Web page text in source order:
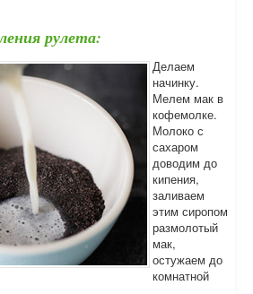
рулета:
Делаем
начинку.
Мелем мак в
кофемолке.
Молоко с
сахаром
доводим до
кипения,
заливаем
этим сиропом
размолотый
мак,
остужаем до
комнатной